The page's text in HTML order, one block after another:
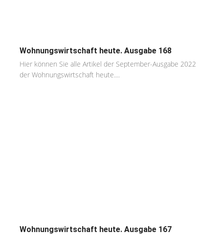
Wohnungswirtschaft heute. Ausgabe 168
Hier können Sie alle Artikel der September-Ausgabe 2022
der Wohnungswirtschaft heute....
Wohnungswirtschaft heute. Ausgabe 167